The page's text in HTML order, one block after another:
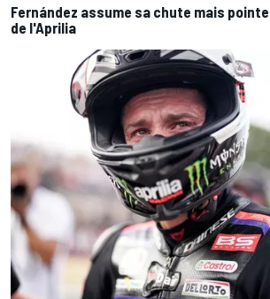
Fernández assume sa chute mais
de l'Aprilia